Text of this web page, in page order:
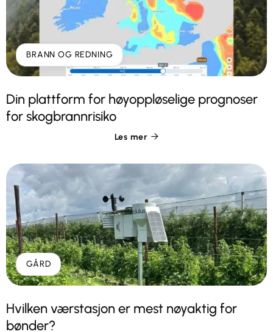
BRANN OG REDNING
Din plattform for høyoppløselige prognoser
for skogbrannrisiko
Les mer 
GÅRD
Hvilken værstasjon er mest nøyaktig for
bønder?